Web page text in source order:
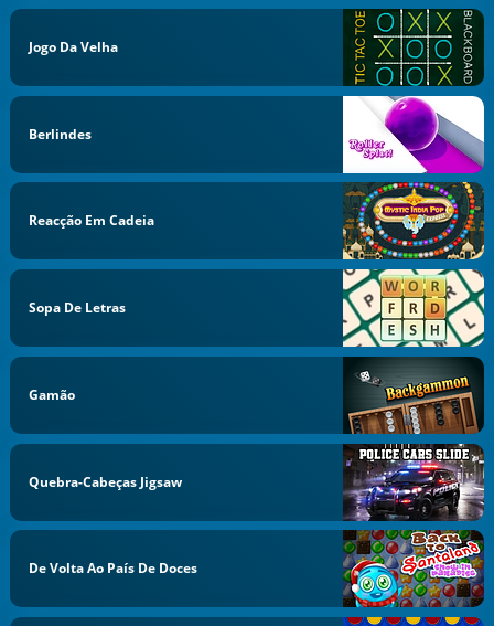
Jogo Da Velha
Berlindes
Reacção Em Cadeia
Sopa De Letras
Gamão
Quebra-Cabeças Jigsaw
De Volta Ao País De Doces